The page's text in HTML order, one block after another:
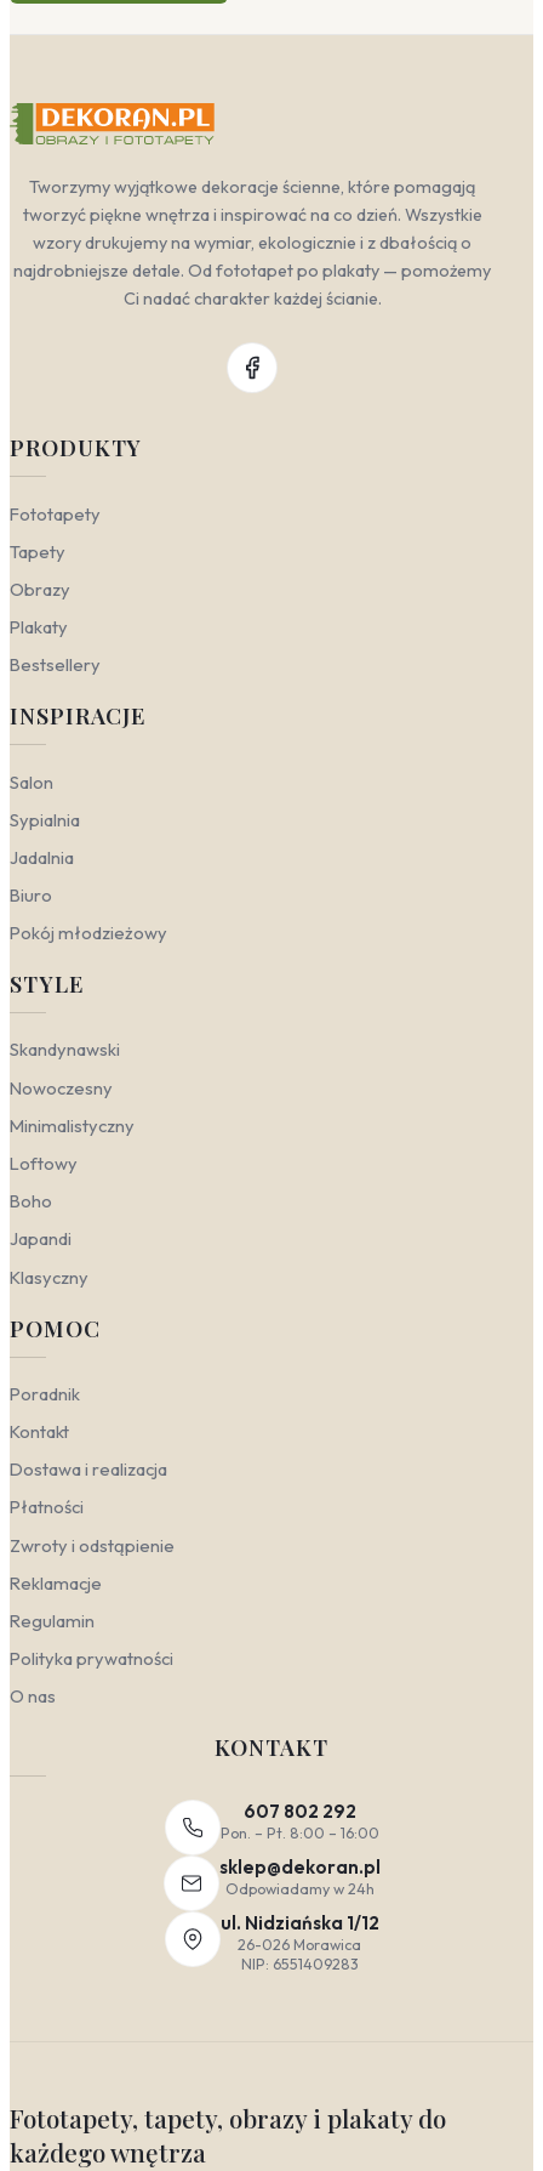
Tworzymy wyjątkowe dekoracje ścienne, które pomagają
tworzyć piękne wnętrza i inspirować na co dzień. Wszystkie
wzory drukujemy na wymiar, ekologicznie i z dbałością o
najdrobniejsze detale. Od fototapet po plakaty — pomożemy
Ci nadać charakter każdej ścianie.
PRODUKTY
Fototapety
Tapety
Obrazy
Plakaty
Bestsellery
INSPIRACJE
Salon
Sypialnia
Jadalnia
Biuro
Pokój młodzieżowy
STYLE
Skandynawski
Nowoczesny
Minimalistyczny
Loftowy
Boho
Japandi
Klasyczny
POMOC
Poradnik
Kontakt
Dostawa i realizacja
Płatności
Zwroty i odstąpienie
Reklamacje
Regulamin
Polityka prywatności
O nas
KONTAKT
607 802 292
Pon. – Pt. 8:00 – 16:00
sklep@dekoran.pl
Odpowiadamy w 24h
ul. Nidziańska 1/12
26-026 Morawica
NIP: 6551409283
Fototapety, tapety, obrazy i plakaty do
każdego wnętrza